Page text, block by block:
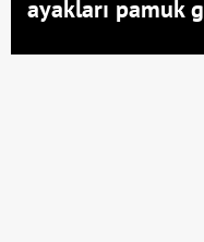
ayakları pamuk